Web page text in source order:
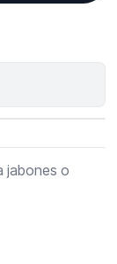
jabones o